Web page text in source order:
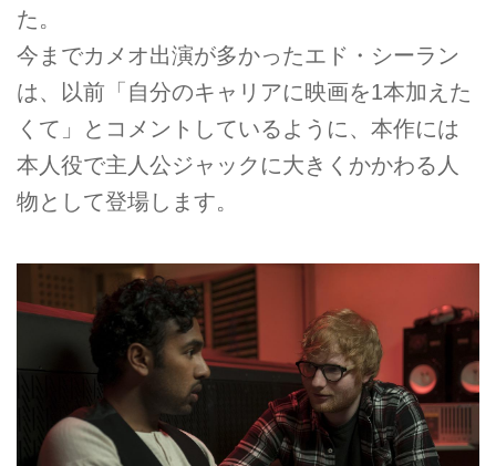
た。
今までカメオ出演が多かったエド・シーラン
は、以前「自分のキャリアに映画を1本加えた
くて」とコメントしているように、本作には
本人役で主人公ジャックに大きくかかわる人
物として登場します。